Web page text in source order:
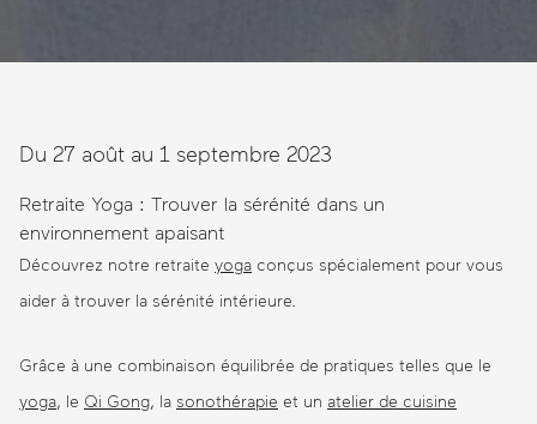
Du 27 août au 1 septembre 2023
Retraite Yoga : Trouver la sérénité dans un
environnement apaisant
Découvrez notre retraite yoga conçus spécialement pour vous
aider à trouver la sérénité intérieure.
Grâce à une combinaison équilibrée de pratiques telles que le
yoga, le Qi Gong, la sonothérapie et un atelier de cuisine